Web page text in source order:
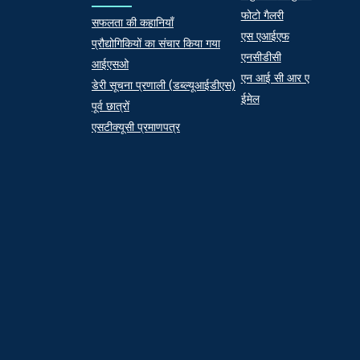
At a Glance
सफलता की कहानियाँ
प्रौद्योगिकियों का संचार किया गया
आईएसओ
डेरी सूचना प्रणाली (डब्ल्यूआईडीएस)
पूर्व छात्रों
एसटीक्यूसी प्रमाणपत्र
फोटो गैलरी
एस एआईएफ
एनसीडीसी
एन आई सी आर ए
ईमेल